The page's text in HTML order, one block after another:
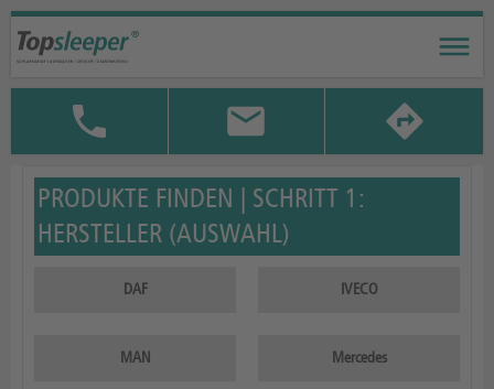
PRODUKTE FINDEN | SCHRITT 1:
HERSTELLER (AUSWAHL)
DAF IVECO
MAN Mercedes